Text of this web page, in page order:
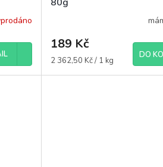
189 Kč
Měrná
2 362,50 Kč / 1 kg
DO